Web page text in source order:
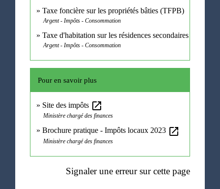
Taxe foncière sur les propriétés bâties (TFPB)
Argent - Impôts - Consommation
Taxe d'habitation sur les résidences secondaires
Argent - Impôts - Consommation
Pour en savoir plus
Site des impôts open_in_new
Ministère chargé des finances
Brochure pratique - Impôts locaux 2023 open_in_new
Ministère chargé des finances
Signaler une erreur sur cette page